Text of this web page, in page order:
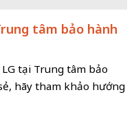
tâm bảo hành
tại Trung tâm bảo
hãy tham khảo hướng